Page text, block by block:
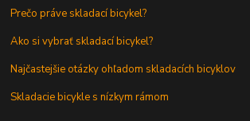
Prečo práve skladací bicykel?
Ako si vybrať skladací bicykel?
Najčastejšie otázky ohľadom skladacích bicyklov
Skladacie bicykle s nízkym rámom